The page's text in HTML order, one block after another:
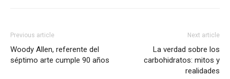
Previous article
Woody Allen, referente del
séptimo arte cumple 90 años
Next article
La verdad sobre los
carbohidratos: mitos y
realidades